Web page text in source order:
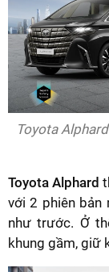
Toyota
Toyota Alphard
với 2 phiên bản
như trước. Ở
khung gầm, giữ